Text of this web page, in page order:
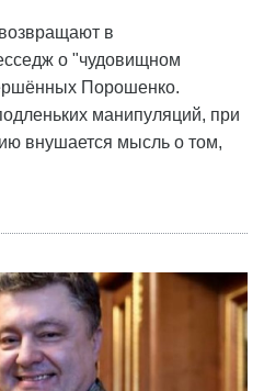
в
о "чудовищном
Порошенко.
манипуляций, при
внушается мысль о том,